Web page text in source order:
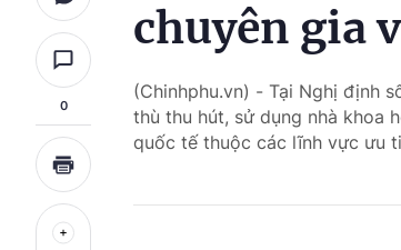
0
chuyên gia
(Chinhphu.vn) - Tại Nghị định
thù thu hút, sử dụng nhà khoa
quốc tế thuộc các lĩnh vực ưu